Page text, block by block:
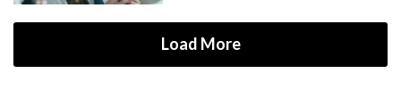
Load More